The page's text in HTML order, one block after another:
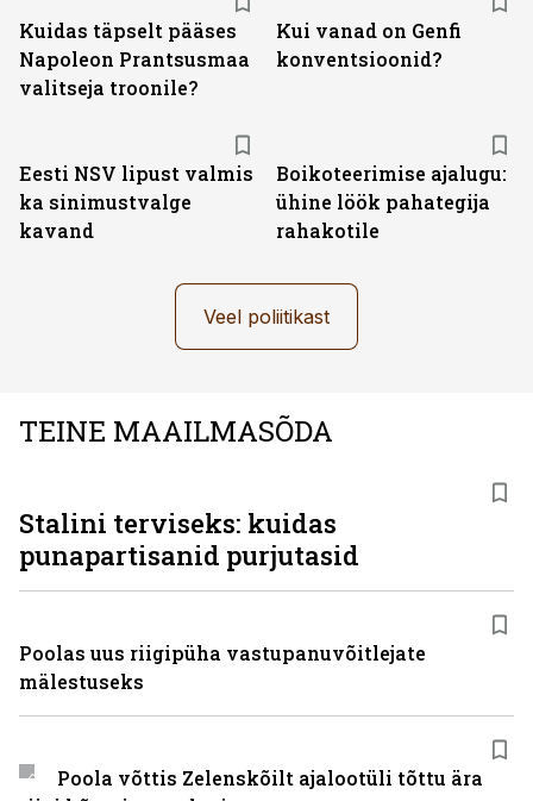
Kuidas täpselt pääses
Napoleon Prantsusmaa
valitseja troonile?
Kui vanad on Genfi
konventsioonid?
Eesti NSV lipust valmis
ka sinimustvalge
kavand
Boikoteerimise ajalugu:
ühine löök pahategija
rahakotile
Veel poliitikast
TEINE MAAILMASÕDA
Stalini terviseks: kuidas
punapartisanid purjutasid
Poolas uus riigipüha vastupanuvõitlejate
mälestuseks
Poola võttis Zelenskõilt ajalootüli tõttu ära